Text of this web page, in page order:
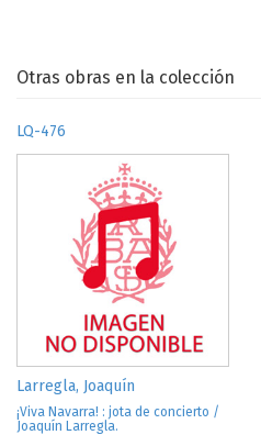
Otras obras en la colección
LQ-476
Larregla, Joaquín
¡Viva Navarra! : jota de concierto /
Joaquín Larregla.